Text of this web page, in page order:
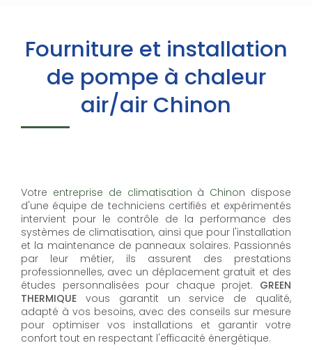
Fourniture et installation
de pompe à chaleur
air/air Chinon
Votre entreprise de climatisation à Chinon dispose
d'une équipe de techniciens certifiés et expérimentés
intervient pour le contrôle de la performance des
systèmes de climatisation, ainsi que pour l'installation
et la maintenance de panneaux solaires. Passionnés
par leur métier, ils assurent des prestations
professionnelles, avec un déplacement gratuit et des
études personnalisées pour chaque projet. GREEN
THERMIQUE vous garantit un service de qualité,
adapté à vos besoins, avec des conseils sur mesure
pour optimiser vos installations et garantir votre
confort tout en respectant l'efficacité énergétique.